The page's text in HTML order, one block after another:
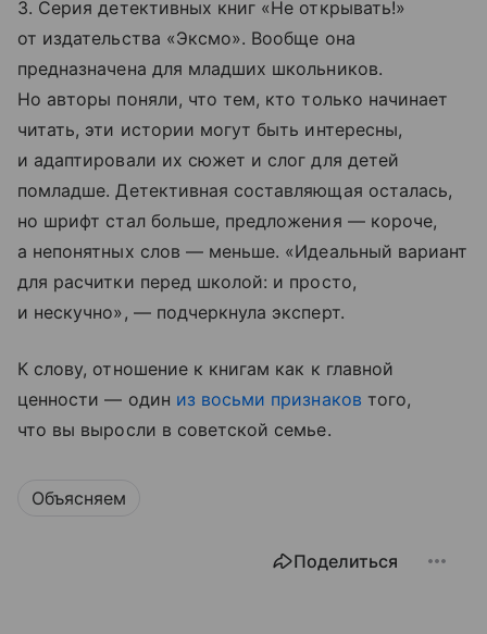
3. Серия детективных книг «Не открывать!»
от издательства «Эксмо». Вообще она
предназначена для младших школьников.
Но авторы поняли, что тем, кто только начинает
читать, эти истории могут быть интересны,
и адаптировали их сюжет и слог для детей
помладше. Детективная составляющая осталась,
но шрифт стал больше, предложения — короче,
а непонятных слов — меньше. «Идеальный вариант
для расчитки перед школой: и просто,
и нескучно», — подчеркнула эксперт.
К слову, отношение к книгам как к главной
ценности — один из восьми признаков того,
что вы выросли в советской семье.
Объясняем
Поделиться